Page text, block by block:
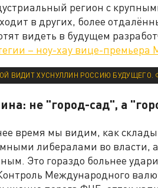
регион с
в других, более
видеть в будущем
– ноу-хау вице-премьера
ВИДИТ ХУСНУЛЛИН РОССИЮ БУДУЩЕГО.
не "город-сад", а
время мы видим, как
либералами во власти,
Это гораздо больнее
Международного